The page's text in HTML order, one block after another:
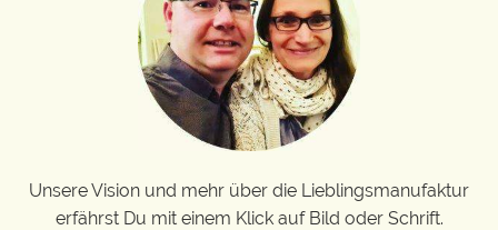
Unsere Vision und mehr über die Lieblingsmanufaktur
erfährst Du mit einem Klick auf Bild oder Schrift.